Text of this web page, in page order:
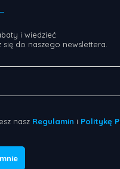
i wiedzieć
do naszego newslettera.
nasz Regulamin i Politykę